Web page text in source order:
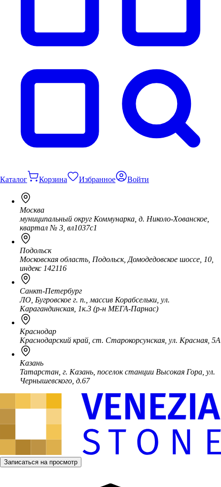
Каталог Корзина Избранное Войти
Москва
муниципальный округ Коммунарка, д. Николо-Хованское,
квартал № 3, вл1037с1
Подольск
Московская область, Подольск, Домодедовское шоссе, 10,
индекс 142116
Санкт-Петербург
ЛО, Бугровское г. п., массив Корабсельки, ул.
Карагандинская, 1к.3 (р-н МЕГА-Парнас)
Краснодар
Краснодарский край, ст. Старокорсунская, ул. Красная, 5А
Казань
Татарстан, г. Казань, поселок станции Высокая Гора, ул.
Чернышевского, д.67
Записаться на просмотр